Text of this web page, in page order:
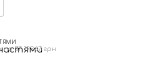
37 199.67 грн